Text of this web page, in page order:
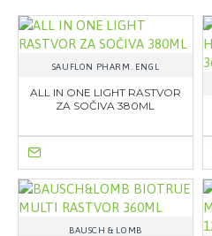
SAUFLON PHARM. ENGL
ALL IN ONE LIGHT RASTVOR
ZA SOČIVA 380ML
BAUSCH & LOMB